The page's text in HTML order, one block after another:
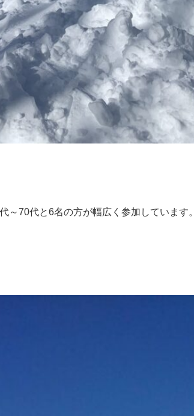
～70代と6名の方が幅広く参加しています。